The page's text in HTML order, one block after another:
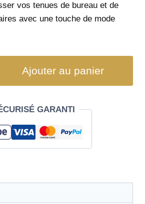
vos tenues de bureau et de
avec une touche de mode
Ajouter au panier
GARANTI